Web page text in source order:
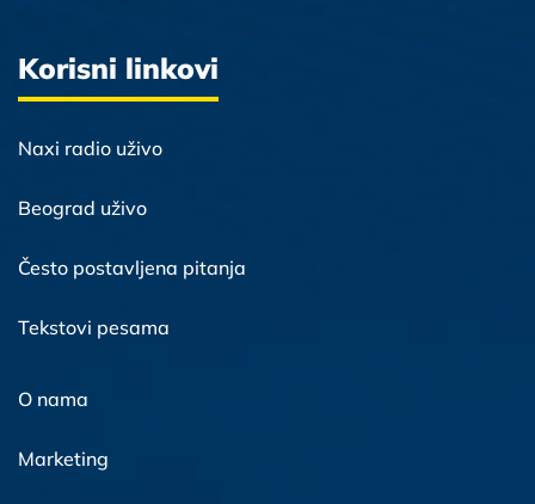
Korisni linkovi
Naxi radio uživo
Beograd uživo
Često postavljena pitanja
Tekstovi pesama
O nama
Marketing